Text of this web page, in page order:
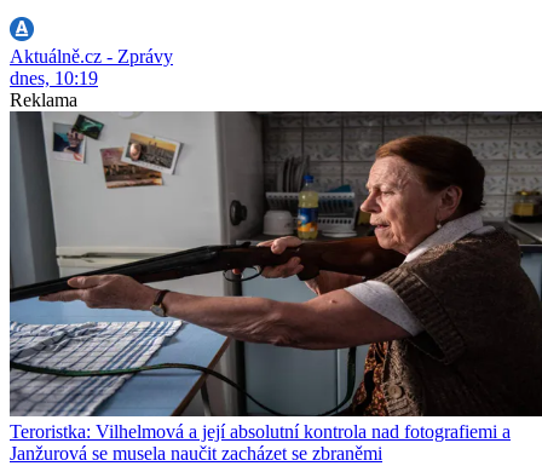
Aktuálně.cz - Zprávy
dnes, 10:19
Reklama
Teroristka: Vilhelmová a její absolutní kontrola nad fotografiemi a
Janžurová se musela naučit zacházet se zbraněmi